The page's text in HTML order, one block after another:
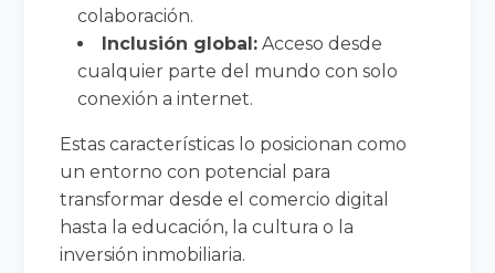
colaboración.
Inclusión global: Acceso desde
cualquier parte del mundo con solo
conexión a internet.
Estas características lo posicionan como
un entorno con potencial para
transformar desde el comercio digital
hasta la educación, la cultura o la
inversión inmobiliaria.